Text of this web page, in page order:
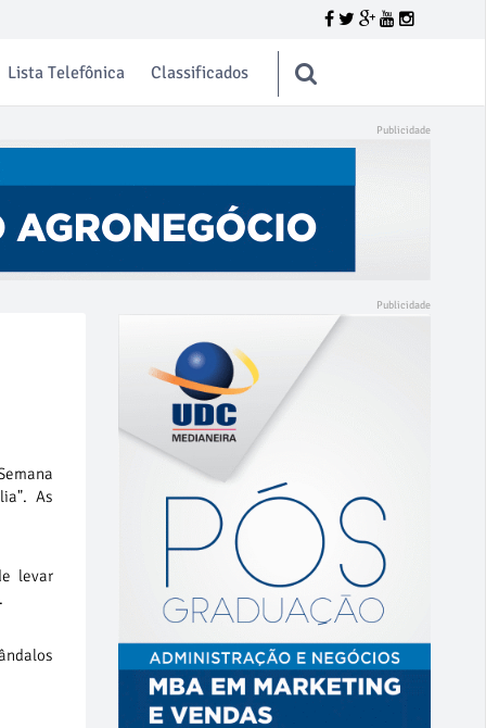
Lista Telefônica Classificados
As
levar